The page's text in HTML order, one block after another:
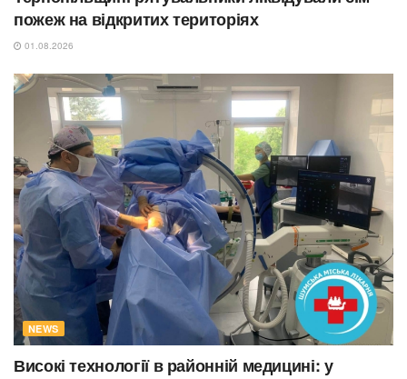
пожеж на відкритих територіях
01.08.2026
NEWS
Високі технології в районній медицині: у